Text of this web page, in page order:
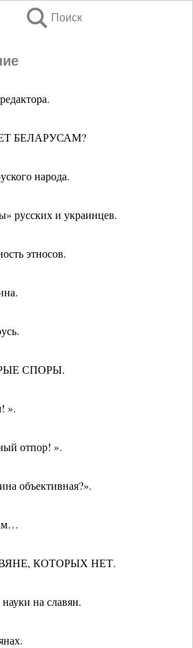
Поиск
БЕЛАРУСАМ?
народа.
русских и украинцев.
этносов.
СПОРЫ.
».
отпор! ».
объективная?».
КОТОРЫХ НЕТ.
на славян.